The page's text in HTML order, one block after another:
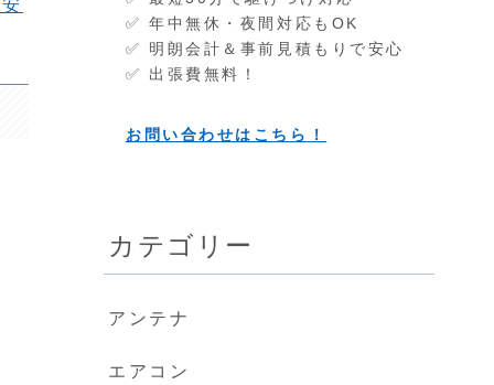
✅ 年中無休・夜間対応もOK
✅ 明朗会計＆事前見積もりで安心
✅ 出張費無料！
お問い合わせはこちら！
カテゴリー
アンテナ
エアコン